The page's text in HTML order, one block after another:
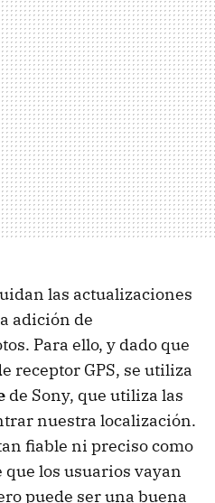
las actualizaciones
adición de
Para ello, y dado que
receptor GPS, se utiliza
de Sony, que utiliza las
nuestra localización.
fiable ni preciso como
que los usuarios vayan
puede ser una buena